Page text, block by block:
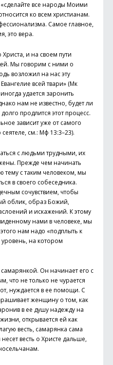
все народы Моими
ко всем христианам.
Самое главное,
это вера.
и на своем пути
Мы говорим с ними о
возложил на нас эту
всей твари» (Мк
удается заронить
нам не известно, будет ли
продлится этот процесс.
зависит уже от самого
см.: Мф 13:3–23).
с людьми трудными, их
Прежде чем начинать
тему с таким человеком, мы
в своего собеседника.
сочувствием, чтобы
облик, образ Божий,
и искажений. К этому
нами в человеке, мы
нам надо «подплыть к
уровень, на котором
Он начинает его с
что не только не чурается
нуждается в ее помощи. С
женщину о том, как
в ее душу надежду на
открывается ей как
весть, самарянка сама
весть о Христе дальше,